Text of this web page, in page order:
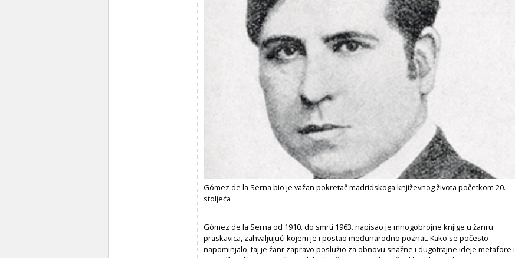
Gómez de la Serna bio je važan pokretač madridskoga književnog života početkom 20.
stoljeća
Gómez de la Serna od 1910. do smrti 1963. napisao je mnogobrojne knjige u žanru
praskavica, zahvaljujući kojem je i postao međunarodno poznat. Kako se počesto
napominjalo, taj je žanr zapravo poslužio za obnovu snažne i dugotrajne ideje metafore i